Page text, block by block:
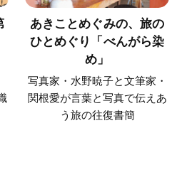
あきことめぐみの、旅の
ひとめぐり「べんがら染
め」
写真家・水野暁子と文筆家・
関根愛が言葉と写真で伝えあ
う旅の往復書簡